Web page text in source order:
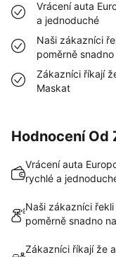
Vrácení auta
a jednoduché
Naši zákazníci
poměrně
Zákazníci říkají
Maskat
Hodnocení Od
Vrácení auta
rychlé a
Naši zákazníci
poměrně snadno
Zákazníci říkají že